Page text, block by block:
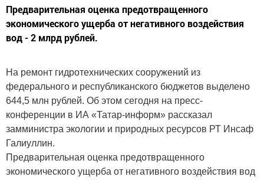
Предварительная оценка предотвращенного
экономического ущерба от негативного воздействия
вод - 2 млрд рублей.
На ремонт гидротехнических сооружений из
федерального и республиканского бюджетов выделено
644,5 млн рублей. Об этом сегодня на пресс-
конференции в ИА «Татар-информ» рассказал
замминистра экологии и природных ресурсов РТ Инсаф
Галиуллин.
Предварительная оценка предотвращенного
экономического ущерба от негативного воздействия вод